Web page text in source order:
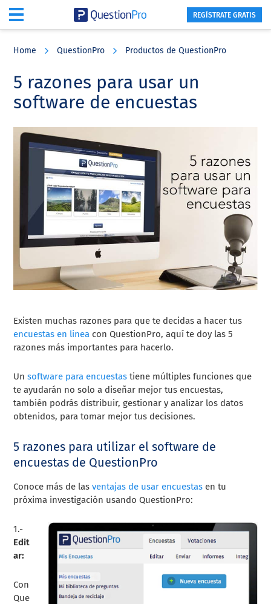
content
sidebar
REGÍSTRATE GRATIS
Home QuestionPro Productos de QuestionPro
5 razones para usar un
software de encuestas
Existen muchas razones para que te decidas a hacer tus
encuestas en linea con QuestionPro, aquí te doy las 5
razones más importantes para hacerlo.
Unsoftware para encuestas tiene múltiples funciones que
te ayudarán no solo a diseñar mejor tus encuestas,
también podrás distribuir, gestionar y analizar los datos
obtenidos, para tomar mejor tus decisiones.
5 razones para utilizar el software de
encuestas de QuestionPro
Conoce más de lasventajas de usar encuestas en tu
próxima investigación usando QuestionPro:
1.-
Edit
ar:
Con
Que